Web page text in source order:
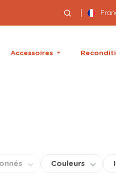
Accessoires
Couleurs